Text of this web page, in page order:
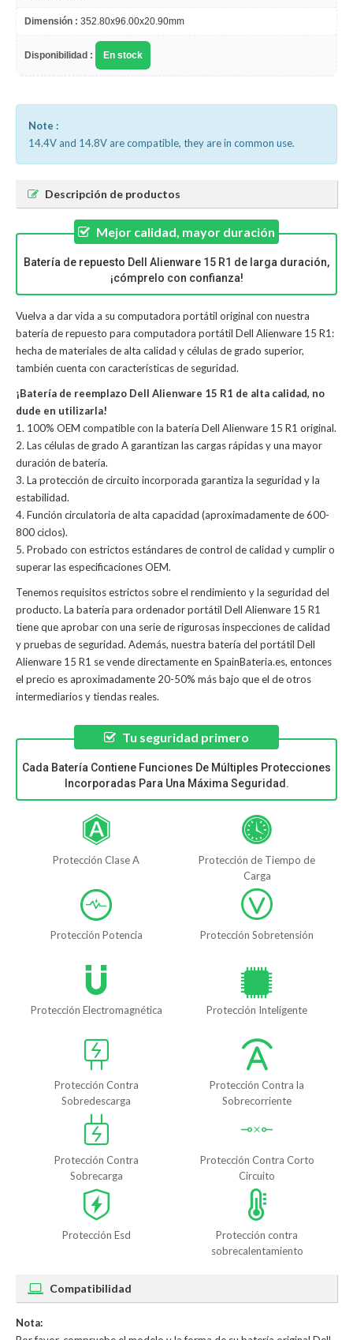
Dimensión : 352.80x96.00x20.90mm
Disponibilidad : En stock
Note :
14.4V and 14.8V are compatible, they are in common use.
Descripción de productos
Mejor calidad, mayor duración
Batería de repuesto Dell Alienware 15 R1 de larga duración,
¡cómprelo con confianza!
Vuelva a dar vida a su computadora portátil original con nuestra
batería de repuesto para computadora portátil Dell Alienware 15 R1:
hecha de materiales de alta calidad y células de grado superior,
también cuenta con características de seguridad.
¡Batería de reemplazo Dell Alienware 15 R1 de alta calidad, no
dude en utilizarla!
1. 100% OEM compatible con la batería Dell Alienware 15 R1 original.
2. Las células de grado A garantizan las cargas rápidas y una mayor
duración de batería.
3. La protección de circuito incorporada garantiza la seguridad y la
estabilidad.
4. Función circulatoria de alta capacidad (aproximadamente de 600-
800 ciclos).
5. Probado con estrictos estándares de control de calidad y cumplir o
superar las especificaciones OEM.
Tenemos requisitos estrictos sobre el rendimiento y la seguridad del
producto. La batería para ordenador portátil Dell Alienware 15 R1
tiene que aprobar con una serie de rigurosas inspecciones de calidad
y pruebas de seguridad. Además, nuestra batería del portátil Dell
Alienware 15 R1 se vende directamente en SpainBateria.es, entonces
el precio es aproximadamente 20-50% más bajo que el de otros
intermediarios y tiendas reales.
Tu seguridad primero
Cada Batería Contiene Funciones De Múltiples Protecciones
Incorporadas Para Una Máxima Seguridad.
Protección Clase A
Protección de Tiempo de
Carga
Protección Potencia Protección Sobretensión
Protección Electromagnética Protección Inteligente
Protección Contra
Sobredescarga
Protección Contra la
Sobrecorriente
Protección Contra
Sobrecarga
Protección Contra Corto
Circuito
Protección Esd
Protección contra
sobrecalentamiento
Compatibilidad
Nota: